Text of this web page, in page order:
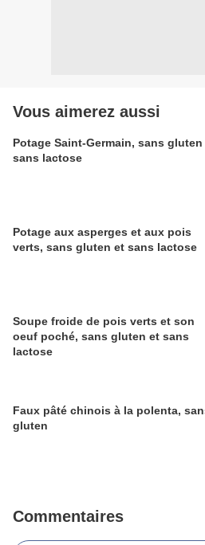
Vous aimerez aussi
Potage Saint-Germain, sans gluten
sans lactose
Potage aux asperges et aux pois
verts, sans gluten et sans lactose
Soupe froide de pois verts et son
oeuf poché, sans gluten et sans
lactose
Faux pâté chinois à la polenta,
gluten
Commentaires